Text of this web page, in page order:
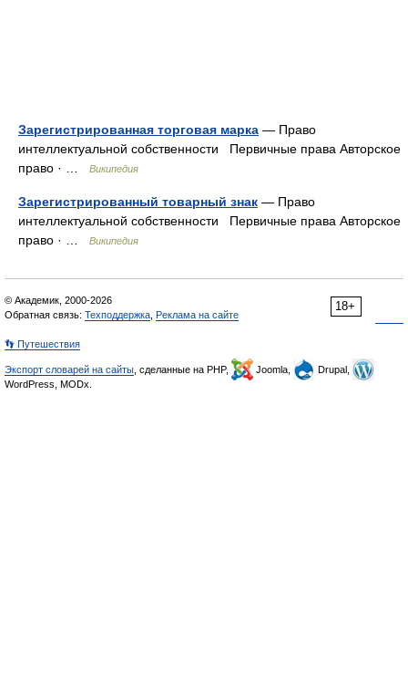
Зарегистрированная торговая марка — Право
интеллектуальной собственности Первичные права Авторское
право · …
Википедия
Зарегистрированный товарный знак — Право
интеллектуальной собственности Первичные права Авторское
право · …
Википедия
18+
© Академик, 2000-2026
Обратная связь: Техподдержка Реклама на сайте
👣 Путешествия
Экспорт словарей на сайты , сделанные на PHP, Joomla,
Drupal,
WordPress, MODx.